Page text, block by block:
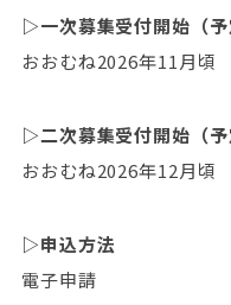
▷一次募集受付開始（予
おおむね2026年11月頃
▷二次募集受付開始（予
おおむね2026年12月頃
▷申込方法
電子申請